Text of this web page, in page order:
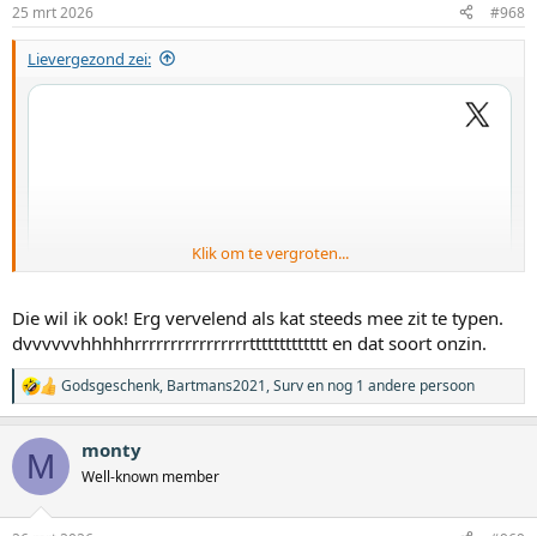
n
g
25 mrt 2026 #968
Lievergezond zei:
Klik om te vergroten...
Die wil ik ook! Erg vervelend als kat steeds mee zit te typen.
dvvvvvvhhhhhrrrrrrrrrrrrrrrrttttttttttttt en dat soort onzin.
W
a
r
e
Godsgeschenk, Bartmans2021,Surven nog 1 andere persoon
M monty
Well-known member